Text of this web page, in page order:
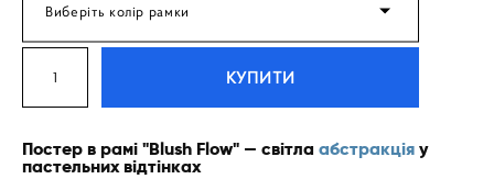
Виберіть колір рамки
КУПИТИ
Постер в рамі "Blush Flow" — світла абстракція у
пастельних відтінках